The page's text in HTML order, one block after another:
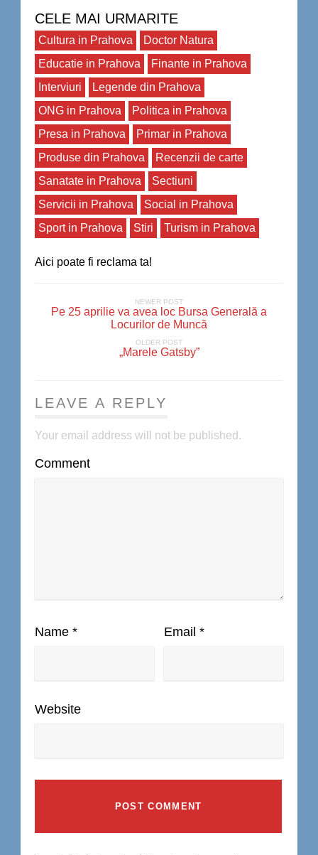
CELE MAI URMARITE
Cultura in Prahova
Doctor Natura
Educatie in Prahova
Finante in Prahova
Interviuri
Legende din Prahova
ONG in Prahova
Politica in Prahova
Presa in Prahova
Primar in Prahova
Produse din Prahova
Recenzii de carte
Sanatate in Prahova
Sectiuni
Servicii in Prahova
Social in Prahova
Sport in Prahova
Stiri Turism in Prahova
Aici poate fi reclama ta!
NEWER POST
Pe 25 aprilie va avea loc Bursa Generală a
Locurilor de Muncă
OLDER POST
„Marele Gatsby”
LEAVE A REPLY
Your email address will not be published.
Comment
Name * Email *
Website